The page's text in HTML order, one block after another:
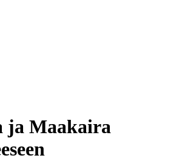
ja Maakaira